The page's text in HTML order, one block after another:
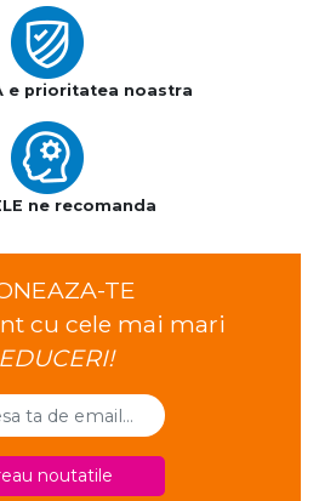
e prioritatea noastra
ne recomanda
TE
cu cele mai mari
noutatile